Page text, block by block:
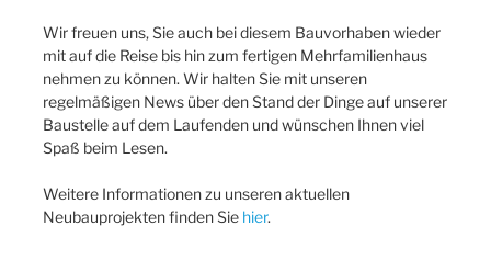
Wir freuen uns, Sie auch bei diesem Bauvorhaben wieder
mit auf die Reise bis hin zum fertigen Mehrfamilienhaus
nehmen zu können. Wir halten Sie mit unseren
regelmäßigen News über den Stand der Dinge auf unserer
Baustelle auf dem Laufenden und wünschen Ihnen viel
Spaß beim Lesen.
Weitere Informationen zu unseren aktuellen
Neubauprojekten finden Sie hier.